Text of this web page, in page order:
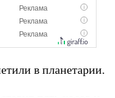
в планетарии.